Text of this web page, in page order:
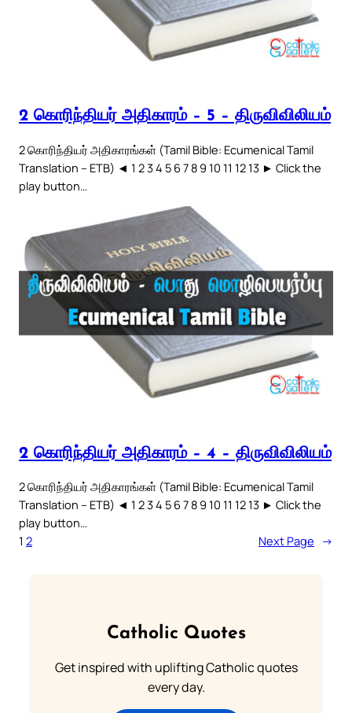
2 கொரிந்தியர் அதிகாரம் – 5 – திருவிவிலியம்
2 கொரிந்தியர் அதிகாரங்கள் (Tamil Bible: Ecumenical Tamil
Translation – ETB) ◄ 1 2 3 4 5 6 7 8 9 10 11 12 13 ► Click the
play button…
2 கொரிந்தியர் அதிகாரம் – 4 – திருவிவிலியம்
2 கொரிந்தியர் அதிகாரங்கள் (Tamil Bible: Ecumenical Tamil
Translation – ETB) ◄ 1 2 3 4 5 6 7 8 9 10 11 12 13 ► Click the
play button…
1 2 Next Page →
Catholic Quotes
Get inspired with uplifting Catholic quotes
every day.